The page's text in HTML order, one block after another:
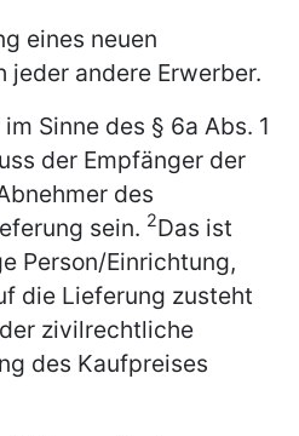
eines neuen
jeder andere Erwerber.
Sinne des § 6a Abs. 1
der Empfänger der
des
sein. 2Das ist
Person/Einrichtung,
die Lieferung zusteht
zivilrechtliche
des Kaufpreises